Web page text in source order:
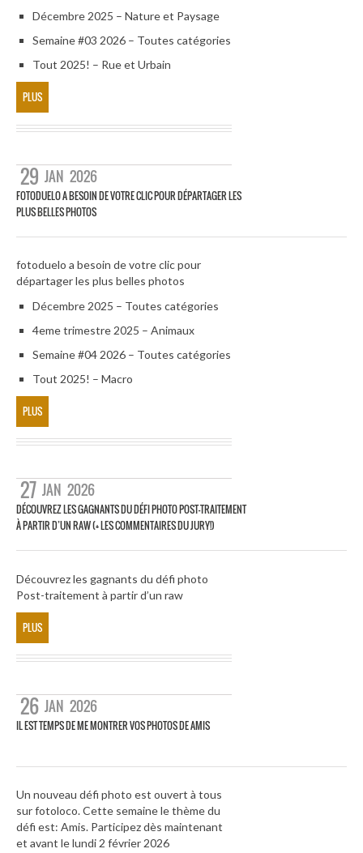
Décembre 2025 – Nature et Paysage
Semaine #03 2026 – Toutes catégories
Tout 2025! – Rue et Urbain
PLUS
29 JAN 2026
FOTODUELO A BESOIN DE VOTRE CLIC POUR DÉPARTAGER LES
PLUS BELLES PHOTOS
fotoduelo a besoin de votre clic pour
départager les plus belles photos
Décembre 2025 – Toutes catégories
4eme trimestre 2025 – Animaux
Semaine #04 2026 – Toutes catégories
Tout 2025! – Macro
PLUS
27 JAN 2026
DÉCOUVREZ LES GAGNANTS DU DÉFI PHOTO POST-TRAITEMENT
À PARTIR D’UN RAW (+ LES COMMENTAIRES DU JURY!)
Découvrez les gagnants du défi photo
Post-traitement à partir d’un raw
PLUS
26 JAN 2026
IL EST TEMPS DE ME MONTRER VOS PHOTOS DE AMIS
Un nouveau défi photo est ouvert à tous
sur fotoloco. Cette semaine le thème du
défi est: Amis. Participez dès maintenant
et avant le lundi 2 février 2026